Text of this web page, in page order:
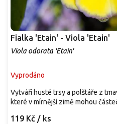
Fialka 'Etain' - Viola 'Etain'
Viola odorata 'Etain'
Vyprodáno
119 Kč / ks
Vytváří husté trsy a polštáře z
které v mírnější zimě mohou